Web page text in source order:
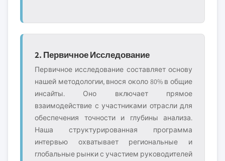
2. Первичное Исследование
Первичное исследование составляет основу
нашей методологии, внося около 80% в общие
инсайты. Оно включает прямое
взаимодействие с участниками отрасли для
обеспечения точности и глубины анализа.
Наша структурированная программа
интервью охватывает региональные и
глобальные рынки с участием руководителей